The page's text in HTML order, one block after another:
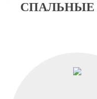
СПАЛЬНЫЕ